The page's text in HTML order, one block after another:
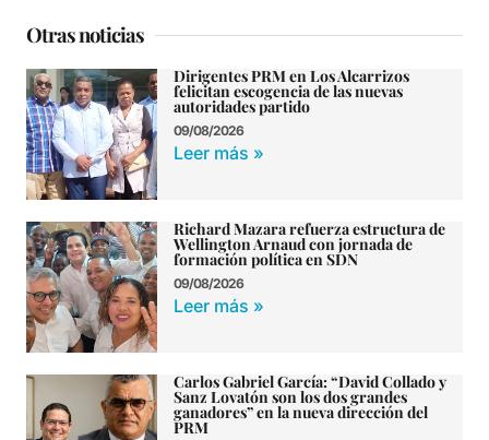
Otras noticias
Dirigentes PRM en Los Alcarrizos
felicitan escogencia de las nuevas
autoridades partido
09/08/2026
Leer más »
Richard Mazara refuerza estructura de
Wellington Arnaud con jornada de
formación política en SDN
09/08/2026
Leer más »
Carlos Gabriel García: “David Collado y
Sanz Lovatón son los dos grandes
ganadores” en la nueva dirección del
PRM